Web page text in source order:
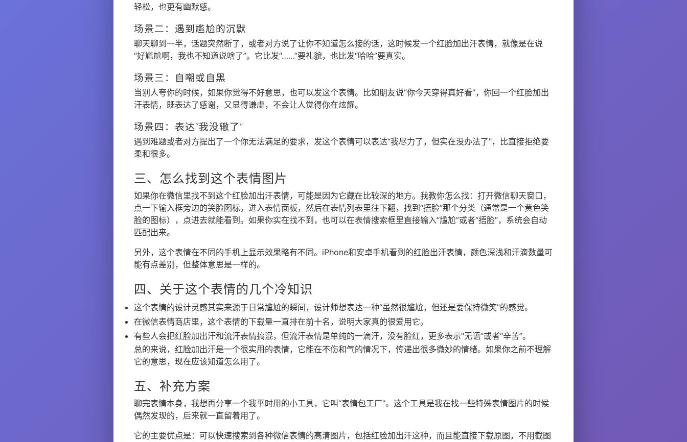
轻松，也更有幽默感。
场景二：遇到尴尬的沉默
聊天聊到一半，话题突然断了，或者对方说了让你不知道怎么接的话，这时候发一个红脸加出汗表情，就像是在说
“好尴尬啊，我也不知道说啥了”。它比发“……”要礼貌，也比发“哈哈”要真实。
场景三：自嘲或自黑
当别人夸你的时候，如果你觉得不好意思，也可以发这个表情。比如朋友说“你今天穿得真好看”，你回一个红脸加出
汗表情，既表达了感谢，又显得谦虚，不会让人觉得你在炫耀。
场景四：表达“我没辙了”
遇到难题或者对方提出了一个你无法满足的要求，发这个表情可以表达“我尽力了，但实在没办法了”，比直接拒绝要
柔和很多。
三、怎么找到这个表情图片
如果你在微信里找不到这个红脸加出汗表情，可能是因为它藏在比较深的地方。我教你怎么找：打开微信聊天窗口，
点一下输入框旁边的笑脸图标，进入表情面板，然后在表情列表里往下翻，找到“捂脸”那个分类（通常是一个黄色笑
脸的图标），点进去就能看到。如果你实在找不到，也可以在表情搜索框里直接输入“尴尬”或者“捂脸”，系统会自动
匹配出来。
另外，这个表情在不同的手机上显示效果略有不同。iPhone和安卓手机看到的红脸出汗表情，颜色深浅和汗滴数量可
能有点差别，但整体意思是一样的。
四、关于这个表情的几个冷知识
这个表情的设计灵感其实来源于日常尴尬的瞬间，设计师想表达一种“虽然很尴尬，但还是要保持微笑”的感觉。
在微信表情商店里，这个表情的下载量一直排在前十名，说明大家真的很爱用它。
有些人会把红脸加出汗和流汗表情搞混，但流汗表情是单纯的一滴汗，没有脸红，更多表示“无语”或者“辛苦”。
总的来说，红脸加出汗是一个很实用的表情，它能在不伤和气的情况下，传递出很多微妙的情绪。如果你之前不理解
它的意思，现在应该知道怎么用了。
五、补充方案
聊完表情本身，我想再分享一个我平时用的小工具，它叫“表情包工厂”。这个工具是我在找一些特殊表情图片的时候
偶然发现的，后来就一直留着用了。
它的主要优点是：可以快速搜索到各种微信表情的高清图片，包括红脸加出汗这种，而且能直接下载原图，不用截图